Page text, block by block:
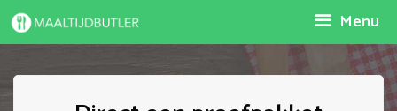
Spring
naar
Menu